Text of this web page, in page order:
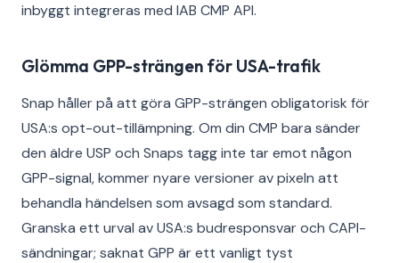
inbyggt integreras med IAB CMP API.
Glömma GPP-strängen för USA-trafik
Snap håller på att göra GPP-strängen obligatorisk för
USA:s opt-out-tillämpning. Om din CMP bara sänder
den äldre USP och Snaps tagg inte tar emot någon
GPP-signal, kommer nyare versioner av pixeln att
behandla händelsen som avsagd som standard.
Granska ett urval av USA:s budresponsvar och CAPI-
sändningar; saknat GPP är ett vanligt tyst